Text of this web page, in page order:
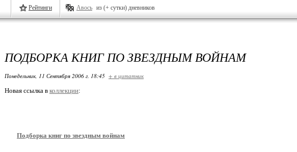
Рейтинги Авось из (+ сутки) дневников
ПОДБОРКА КНИГ ПО ЗВЕЗДНЫМ ВОЙНАМ
Понедельник, 11 Сентября 2006 г. 18:45 + в цитатник
Новая ссылка в коллекции:
Подборка книг по звездным войнам